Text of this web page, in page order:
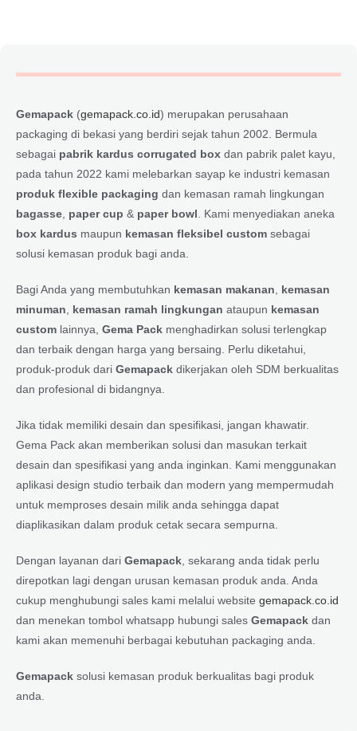
Gemapack (gemapack.co.id) merupakan perusahaan
packaging di bekasi yang berdiri sejak tahun 2002. Bermula
sebagai pabrik kardus corrugated box dan pabrik palet kayu,
pada tahun 2022 kami melebarkan sayap ke industri kemasan
produk flexible packaging dan kemasan ramah lingkungan
bagasse paper cup & paper bowl . Kami menyediakan aneka
box kardus maupun kemasan fleksibel custom sebagai
solusi kemasan produk bagi anda.
Bagi Anda yang membutuhkan kemasan makanan
kemasan
minuman
kemasan ramah lingkungan ataupun kemasan
custom lainnya, Gema Pack menghadirkan solusi terlengkap
dan terbaik dengan harga yang bersaing. Perlu diketahui,
produk-produk dari Gemapack dikerjakan oleh SDM berkualitas
dan profesional di bidangnya.
Jika tidak memiliki desain dan spesifikasi, jangan khawatir.
Gema Pack akan memberikan solusi dan masukan terkait
desain dan spesifikasi yang anda inginkan. Kami menggunakan
aplikasi design studio terbaik dan modern yang mempermudah
untuk memproses desain milik anda sehingga dapat
diaplikasikan dalam produk cetak secara sempurna.
Dengan layanan dari Gemapack , sekarang anda tidak perlu
direpotkan lagi dengan urusan kemasan produk anda. Anda
cukup menghubungi sales kami melalui website gemapack.co.id
dan menekan tombol whatsapp hubungi sales Gemapack dan
kami akan memenuhi berbagai kebutuhan packaging anda.
Gemapack solusi kemasan produk berkualitas bagi produk
anda.